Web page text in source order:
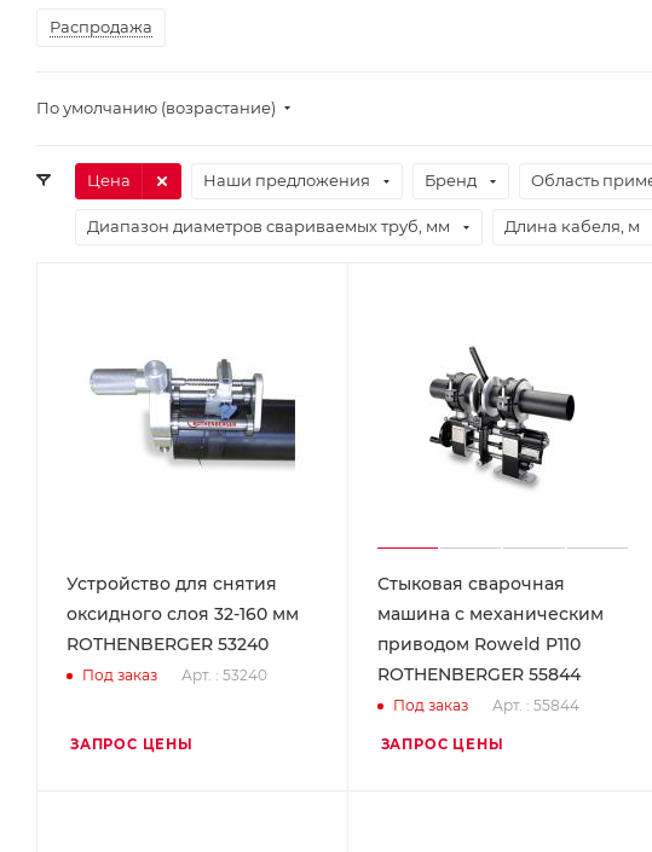
Распродажа
По умолчанию (возрастание)
Цена Наши предложения Бренд Область
Диапазон диаметров свариваемых труб, мм Длина кабеля, м
Устройство для снятия
оксидного слоя 32-160 мм
ROTHENBERGER 53240
Под заказ Арт. : 53240
ЗАПРОС ЦЕНЫ
Стыковая сварочная
машина с механическим
приводом Roweld P110
ROTHENBERGER 55844
Под заказ Арт. : 55844
ЗАПРОС ЦЕНЫ